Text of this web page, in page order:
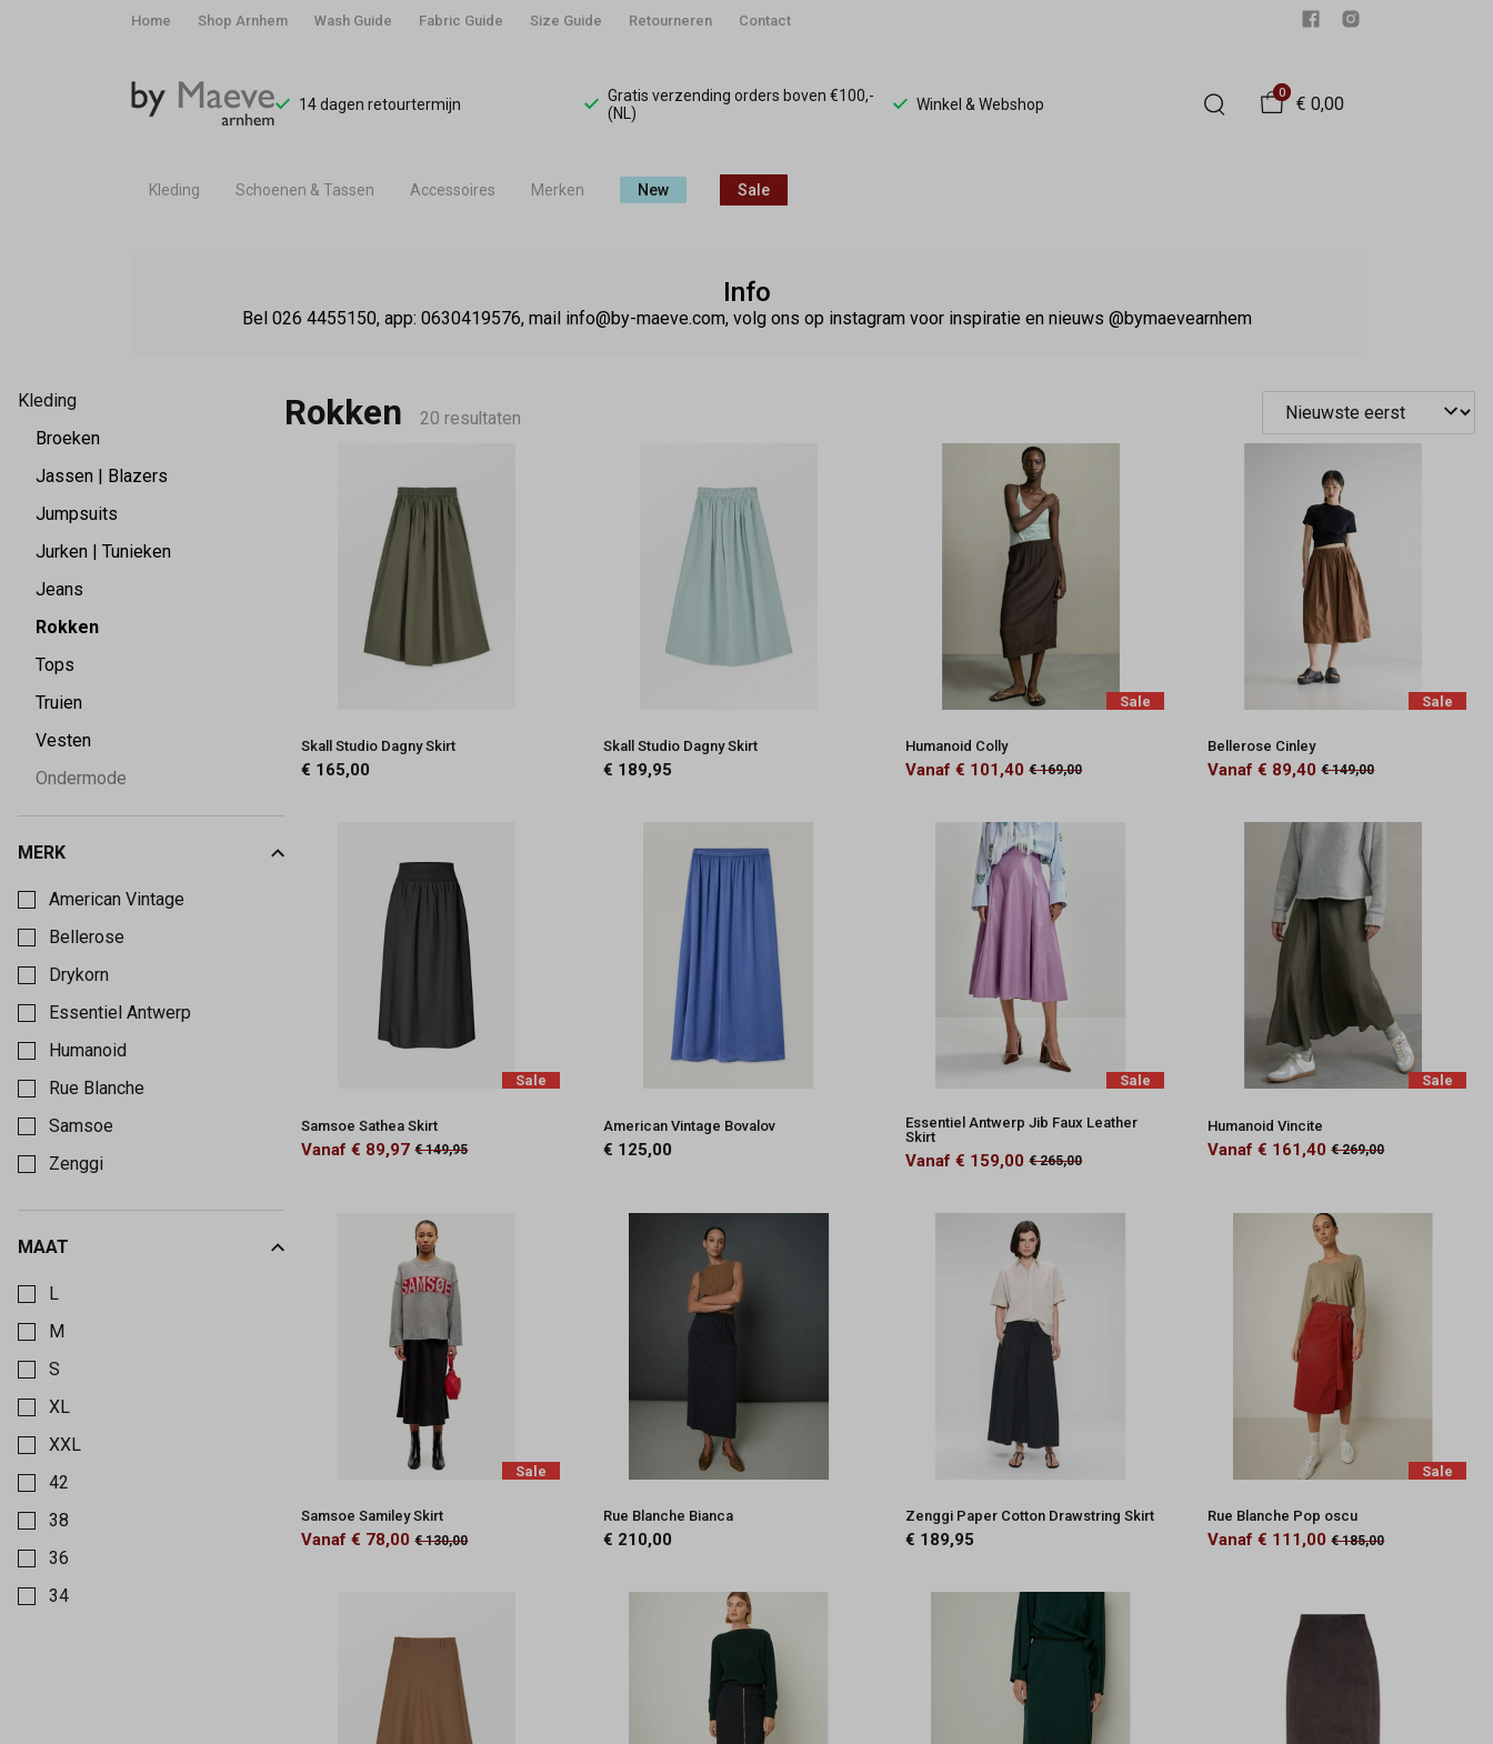
Home Shop Arnhem Wash Guide Fabric Guide Size Guide Retourneren Contact
14 dagen retourtermijn
Gratis verzending orders boven €100,-
(NL)
Winkel & Webshop
0
€ 0,00
Kleding Schoenen & Tassen Accessoires Merken New Sale
Maeve
Info
Bel 026 4455150, app: 0630419576, mail info@by-maeve.com, volg ons op instagram voor inspiratie en nieuws @bymaevearnhem
Kleding
Broeken
Jassen | Blazers
Jumpsuits
Jurken | Tunieken
Jeans
Rokken
Tops
Truien
Vesten
Ondermode
MERK
American Vintage
Bellerose
Drykorn
Essentiel Antwerp
Humanoid
Rue Blanche
Samsoe
Zenggi
MAAT
L
M
S
XL
XXL
42
38
36
34
Rokken 20 resultaten
Skall Studio Dagny Skirt
€ 165,00
Skall Studio Dagny Skirt
€ 189,95
Sale
Humanoid Colly
Vanaf € 101,40 € 169,00
Sale
Bellerose Cinley
Vanaf € 89,40 € 149,00
Sale
Samsoe Sathea Skirt
Vanaf € 89,97 € 149,95
American Vintage Bovalov
€ 125,00
Sale
Essentiel Antwerp Jib Faux Leather
Skirt
Vanaf € 159,00 € 265,00
Sale
Humanoid Vincite
Vanaf € 161,40 € 269,00
Sale
Samsoe Samiley Skirt
Vanaf € 78,00 € 130,00
Rue Blanche Bianca
€ 210,00
Zenggi Paper Cotton Drawstring Skirt
€ 189,95
Sale
Rue Blanche Pop oscu
Vanaf € 111,00 € 185,00